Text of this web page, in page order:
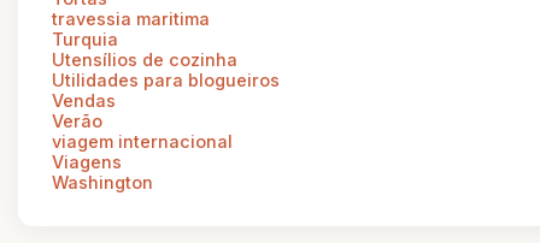
travessia maritima
Turquia
Utensílios de cozinha
Utilidades para blogueiros
Vendas
Verão
viagem internacional
Viagens
Washington